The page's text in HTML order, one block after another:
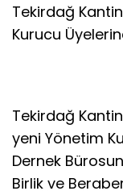
Tekirdağ
Kurucu
Tekirdağ
yeni Yönetim
Dernek
Birlik ve